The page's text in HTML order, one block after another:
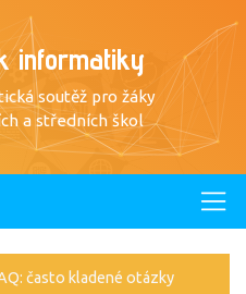
informatiky
soutěž pro žáky
a středních škol
často kladené otázky